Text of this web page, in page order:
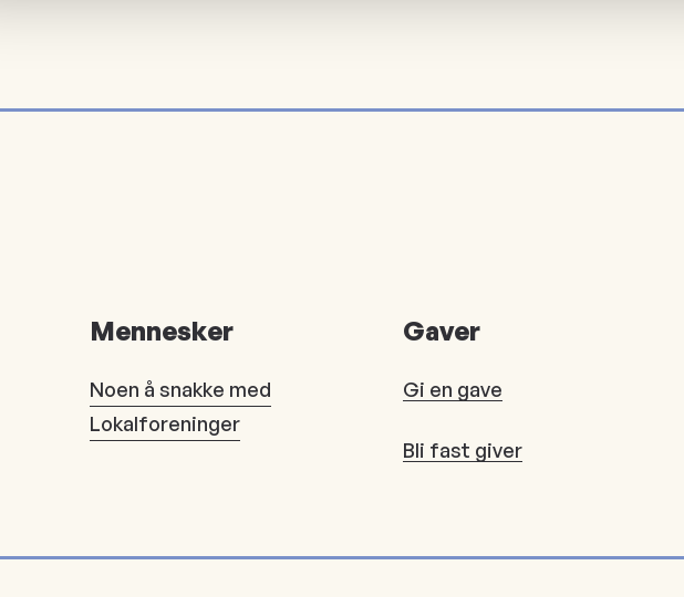
Mennesker
Noen å snakke med
Lokalforeninger
Gaver
Gi en gave
Bli fast giver